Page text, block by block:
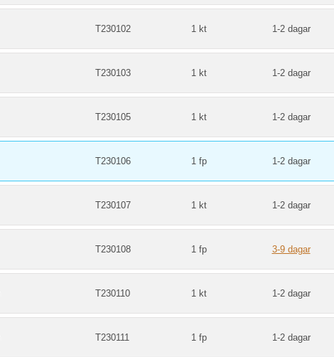
T230102 1 kt 1-2 dagar
T230103 1 kt 1-2 dagar
T230105 1 kt 1-2 dagar
T230106 1 fp 1-2 dagar
T230107 1 kt 1-2 dagar
T230108 1 fp 3-9 dagar
T230110 1 kt 1-2 dagar
T230111 1 fp 1-2 dagar